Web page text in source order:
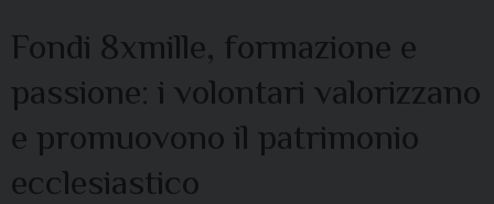
Fondi 8xmille, formazione e
passione: i volontari valorizzano
e promuovono il patrimonio
ecclesiastico